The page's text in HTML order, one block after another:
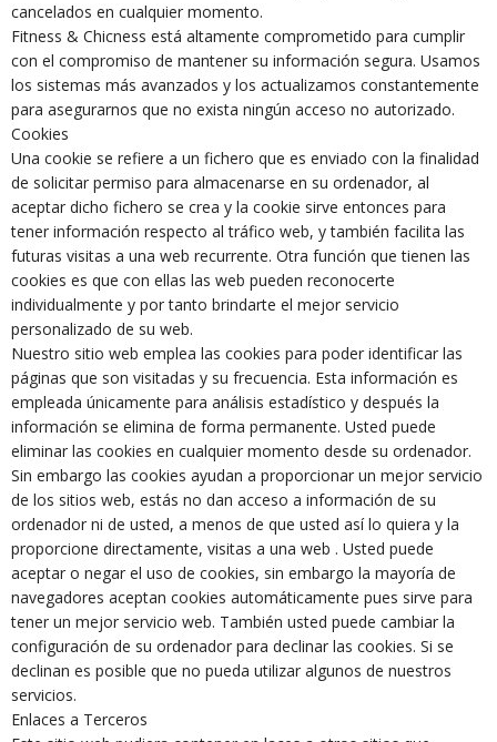
cancelados en cualquier momento.
Fitness & Chicness está altamente comprometido para cumplir
con el compromiso de mantener su información segura. Usamos
los sistemas más avanzados y los actualizamos constantemente
para asegurarnos que no exista ningún acceso no autorizado.
Cookies
Una cookie se refiere a un fichero que es enviado con la finalidad
de solicitar permiso para almacenarse en su ordenador, al
aceptar dicho fichero se crea y la cookie sirve entonces para
tener información respecto al tráfico web, y también facilita las
futuras visitas a una web recurrente. Otra función que tienen las
cookies es que con ellas las web pueden reconocerte
individualmente y por tanto brindarte el mejor servicio
personalizado de su web.
Nuestro sitio web emplea las cookies para poder identificar las
páginas que son visitadas y su frecuencia. Esta información es
empleada únicamente para análisis estadístico y después la
información se elimina de forma permanente. Usted puede
eliminar las cookies en cualquier momento desde su ordenador.
Sin embargo las cookies ayudan a proporcionar un mejor servicio
de los sitios web, estás no dan acceso a información de su
ordenador ni de usted, a menos de que usted así lo quiera y la
proporcione directamente, visitas a una web . Usted puede
aceptar o negar el uso de cookies, sin embargo la mayoría de
navegadores aceptan cookies automáticamente pues sirve para
tener un mejor servicio web. También usted puede cambiar la
configuración de su ordenador para declinar las cookies. Si se
declinan es posible que no pueda utilizar algunos de nuestros
servicios.
Enlaces a Terceros